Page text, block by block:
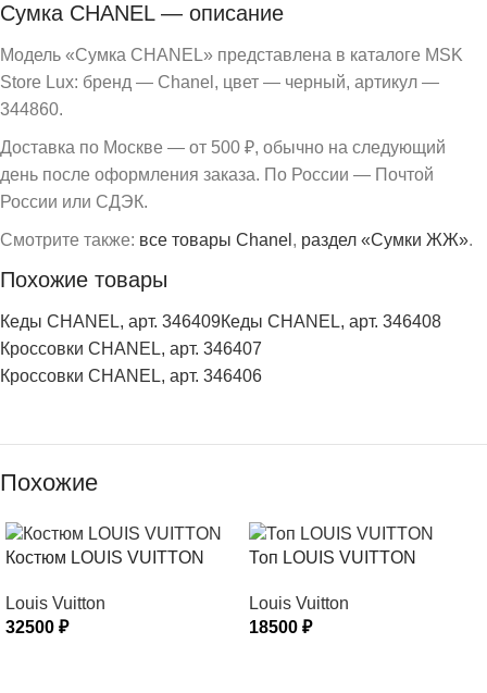
Сумка CHANEL — описание
Модель «Сумка CHANEL» представлена в каталоге MSK
Store Lux: бренд — Chanel, цвет — черный, артикул —
344860.
Доставка по Москве — от 500 ₽, обычно на следующий
день после оформления заказа. По России — Почтой
России или СДЭК.
Смотрите также: все товары Chanel , раздел «Сумки ЖЖ».
Похожие товары
Кеды CHANEL, арт. 346409Кеды CHANEL, арт. 346408
Кроссовки CHANEL, арт. 346407
Кроссовки CHANEL, арт. 346406
Похожие
Костюм LOUIS VUITTON
Louis Vuitton
32500 ₽
Топ LOUIS VUITTON
Louis Vuitton
18500 ₽